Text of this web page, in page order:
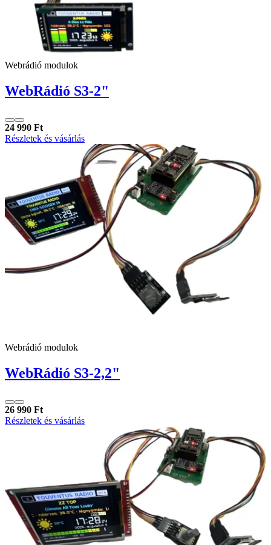
Webrádió modulok
WebRádió S3-2"
24 990 Ft
Részletek és vásárlás
Webrádió modulok
WebRádió S3-2,2"
26 990 Ft
Részletek és vásárlás